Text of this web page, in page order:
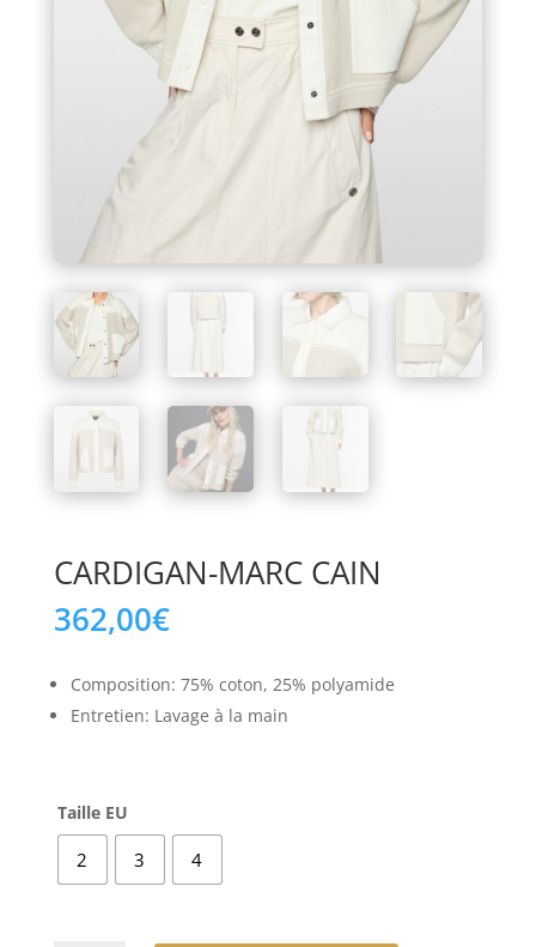
CARDIGAN-MARC CAIN
362,00€
Composition: 75% coton, 25% polyamide
Entretien: Lavage à la main
Taille EU
2 3 4